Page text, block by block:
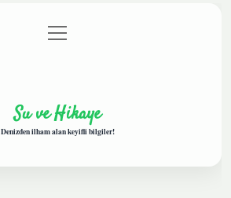
Gizlilik Politikası
menüyü
aç
Su ve Hikaye
Denizden ilham alan keyifli bilgiler!